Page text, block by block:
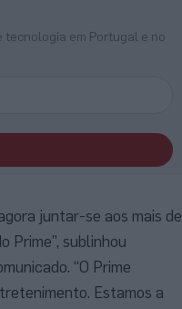
tecnologia em Portugal e no
juntar-se aos mais de
Prime”, sublinhou
“O Prime
Estamos a